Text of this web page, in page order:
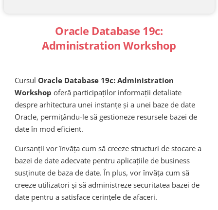
Oracle Database 19c:
Administration Workshop
Cursul Oracle Database 19c: Administration
Workshop oferă participaților informații detaliate
despre arhitectura unei instanțe și a unei baze de date
Oracle, permițându-le să gestioneze resursele bazei de
date în mod eficient.
Cursanții vor învăța cum să creeze structuri de stocare a
bazei de date adecvate pentru aplicațiile de business
susținute de baza de date. În plus, vor învăța cum să
creeze utilizatori și să administreze securitatea bazei de
date pentru a satisface cerințele de afaceri.